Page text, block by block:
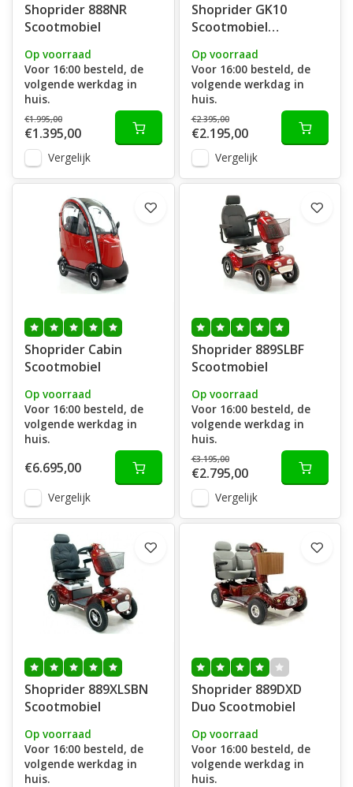
Shoprider 888NR
Scootmobiel
Op voorraad
Voor 16:00 besteld, de
volgende werkdag in
huis.
€1.995,00
€1.395,00
Vergelijk
Shoprider GK10
Scootmobiel
Op voorraad
Voor 16:00 besteld, de
volgende werkdag in
huis.
€2.395,00
€2.195,00
Vergelijk
Shoprider Cabin
Scootmobiel
Op voorraad
Voor 16:00 besteld, de
volgende werkdag in
huis.
€6.695,00
Vergelijk
Shoprider 889SLBF
Scootmobiel
Op voorraad
Voor 16:00 besteld, de
volgende werkdag in
huis.
€3.195,00
€2.795,00
Vergelijk
Shoprider 889XLSBN
Scootmobiel
Op voorraad
Voor 16:00 besteld, de
volgende werkdag in
huis.
Shoprider 889DXD
Duo Scootmobiel
Op voorraad
Voor 16:00 besteld, de
volgende werkdag in
huis.